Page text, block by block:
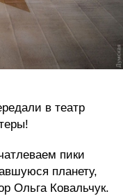
в театр
пики
планету,
Ольга Ковальчук.